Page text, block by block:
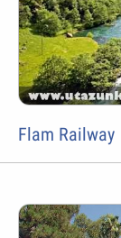
Flam Railway